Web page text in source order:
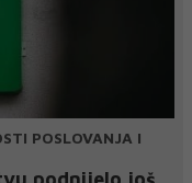
POSLOVANJA I